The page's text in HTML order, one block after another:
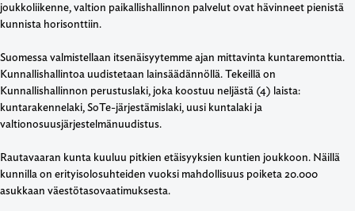
joukkoliikenne, valtion paikallishallinnon palvelut ovat hävinneet pienistä
kunnista horisonttiin.
Suomessa valmistellaan itsenäisyytemme ajan mittavinta kuntaremonttia.
Kunnallishallintoa uudistetaan lainsäädännöllä. Tekeillä on
Kunnallishallinnon perustuslaki, joka koostuu neljästä (4) laista:
kuntarakennelaki, SoTe-järjestämislaki, uusi kuntalaki ja
valtionosuusjärjestelmänuudistus.
Rautavaaran kunta kuuluu pitkien etäisyyksien kuntien joukkoon. Näillä
kunnilla on erityisolosuhteiden vuoksi mahdollisuus poiketa 20.000
asukkaan väestötasovaatimuksesta.